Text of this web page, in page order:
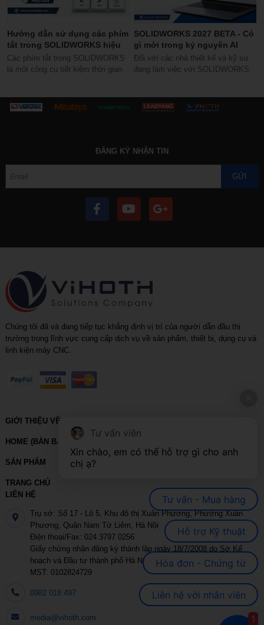
Hướng dẫn sử dụng các phím
tắt trong SOLIDWORKS hiệu
quả
Các phím tắt trong SOLIDWORKS
là một công cụ tiết kiệm thời gian
SOLIDWORKS 2027 BETA - Có
gì mới trong kỷ nguyên AI
Đối với các nhà thiết kế và kỹ sư
đang làm việc với SOLIDWORKS,
ĐĂNG KÝ NHẬN TIN
GỬI
Chúng tôi đã và đang tiếp tục khẳng định vị trí của người dẫn đầu thị
trường trong lĩnh vực cung cấp dịch vụ về sản phẩm, thiết bị, dụng cụ và
linh kiện máy CNC.
GIỚI THIỆU VỀ VIHOTH
HOME (BẢN BACKUP – VUI LÒNG KHÔNG SỬA XÓA)
SẢN PHẨM
TRANG CHỦ
LIÊN HỆ
Trụ sở: Số 17 - Lô 5, Khu đô thị Xuân Phương, Phường Xuân
Phương, Quận Nam Từ Liêm, Hà Nội
Điện thoại/Fax: 024 3797 0256
Giấy chứng nhận đăng ký thành lập ngày 18/7/2008 do Sở Kế
hoạch và Đầu tư thành phố Hà Nội cấp
MST: 0102824729
0982 018 497
media@vihoth.com
Tư vấn viên
Xin chào, em có thể hỗ trợ gì cho anh
chị ạ?
Tư vấn - Mua hàng
Hỗ trợ Kỹ thuật
Hóa đơn - Chứng từ
Liên hệ với nhân viên
1